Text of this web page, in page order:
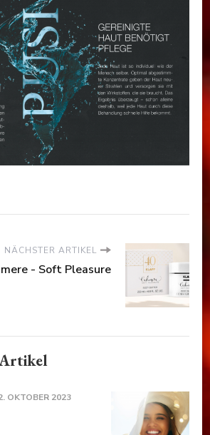
NÄCHSTER ARTIKEL
- Soft Pleasure
OKTOBER 2023